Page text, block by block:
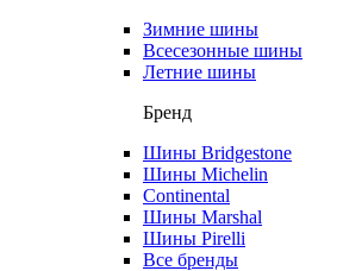
Зимние шины
Всесезонные шины
Летние шины
Бренд
Шины Bridgestone
Шины Michelin
Continental
Шины Marshal
Шины Pirelli
Все бренды